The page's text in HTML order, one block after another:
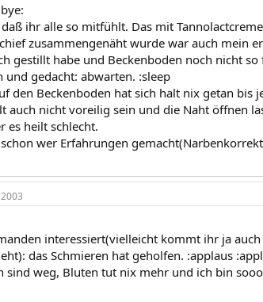
ihr alle so mitfühlt. Das mit
zusammengenäht wurde war auch mein
gestillt habe und Beckenboden noch nicht
und gedacht: abwarten. :sleep
den Beckenboden hat sich halt nix getan bis
auch nicht voreilig sein und die Naht öffnen
es heilt schlecht.
wer Erfahrungen
interessiert(vielleicht kommt ihr ja
das Schmieren hat geholfen. :applaus
sind weg, Bluten tut nix mehr und ich bin